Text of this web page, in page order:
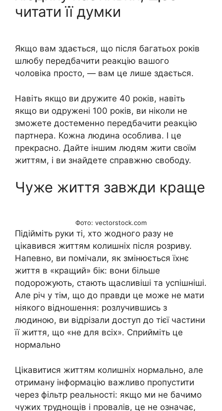
читати її думки
Якщо вам здається, що після багатьох років
шлюбу передбачити реакцію вашого
чоловіка просто, — вам це лише здається.
Навіть якщо ви дружите 40 років, навіть
якщо ви одружені 100 років, ви ніколи не
зможете достеменно передбачити реакцію
партнера. Кожна людина особлива. І це
прекрасно. Дайте іншим людям жити своїм
життям, і ви знайдете справжню свободу.
Чуже життя завжди краще
Фото: vectorstock.com
Підійміть руки ті, хто жодного разу не
цікавився життям колишніх після розриву.
Напевно, ви помічали, як змінюється їхнє
життя в «кращий» бік: вони більше
подорожують, стають щасливіші та успішніші.
Але річ у тім, що до правди це може не мати
ніякого відношення: розлучившись з
людиною, ви відрізали доступ до тієї частини
її життя, що «не для всіх». Сприйміть це
нормально
Цікавитися життям колишніх нормально, але
отриману інформацію важливо пропустити
через фільтр реальності: якщо ми не бачимо
чужих труднощів і провалів, це не означає,